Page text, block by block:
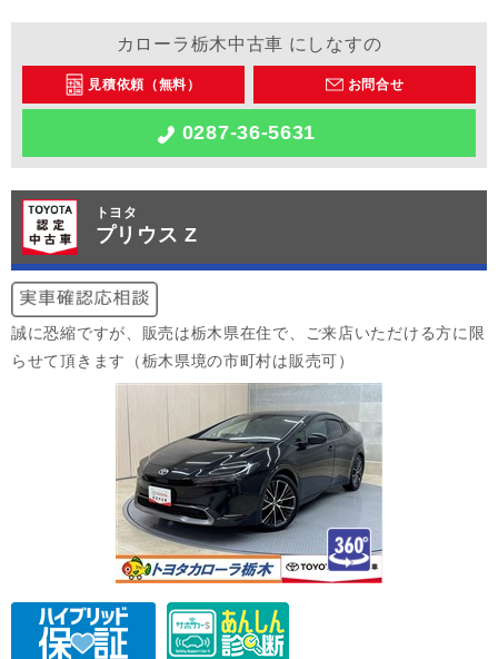
カローラ栃木中古車 にしなすの
見積依頼（無料） お問合せ
0287-36-5631
トヨタ
プリウス Z
誠に恐縮ですが、販売は栃木県在住で、ご来店いただける方に限
らせて頂きます（栃木県境の市町村は販売可）